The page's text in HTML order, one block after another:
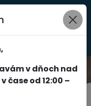
v dňoch nad
čase od 12:00 –